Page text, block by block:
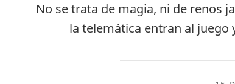
No se trata de magia, ni de renos
la telemática entran al